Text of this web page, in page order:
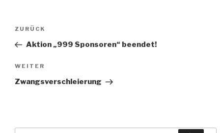
Beitragsnavigation
Vorheriger
Beitrag
ZURÜCK
Aktion „999 Sponsoren“ beendet!
Nächster
Beitrag
WEITER
Zwangsverschleierung